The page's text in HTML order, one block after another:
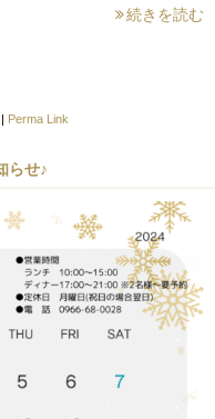
続きを読む
| Perma Link
らせ♪